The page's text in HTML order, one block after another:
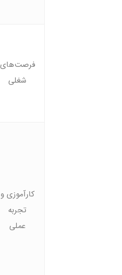
فرصت‌های
شغلی
کارآموزی و
تجربه
عملی